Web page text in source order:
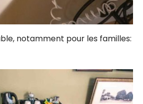
notamment pour les familles: